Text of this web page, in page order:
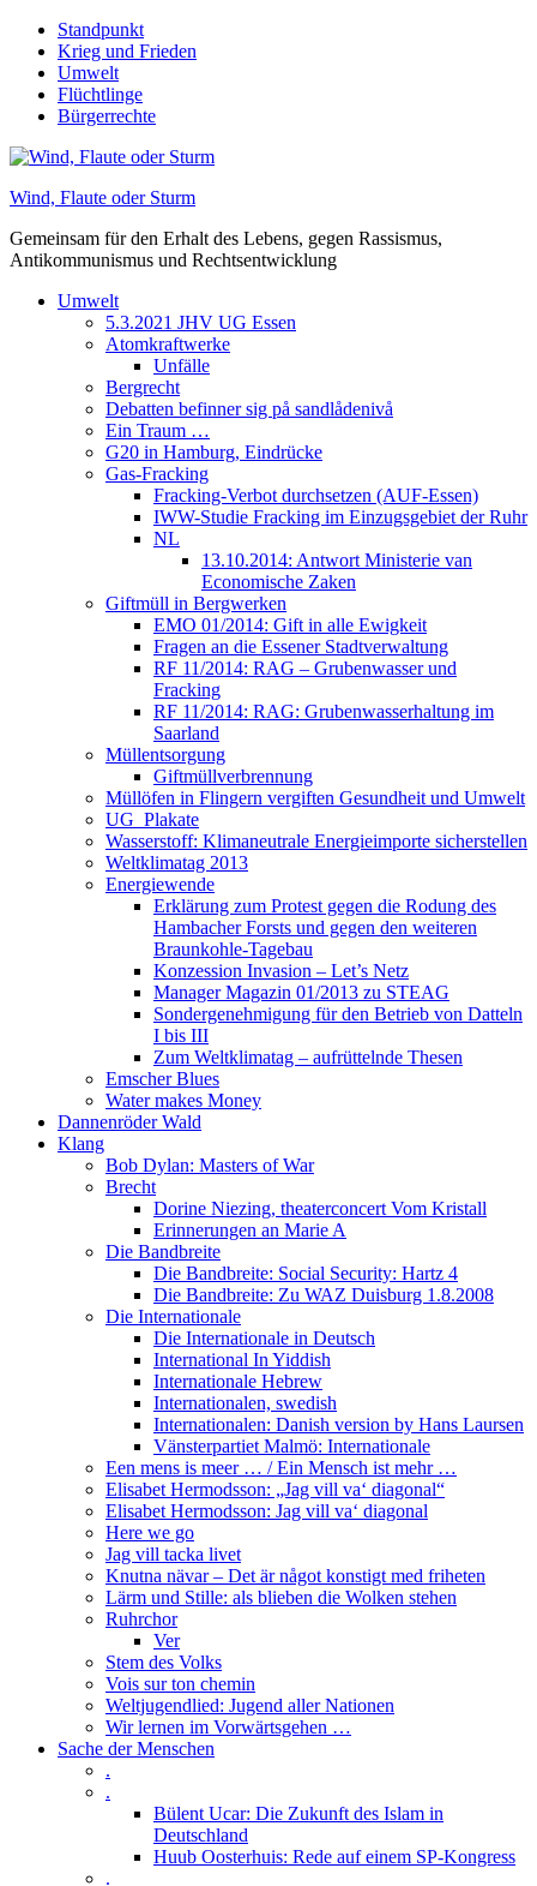
Skip
content
Standpunkt
Krieg und Frieden
Umwelt
Flüchtlinge
Bürgerrechte
Wind, Flaute oder Sturm
Gemeinsam für den Erhalt des Lebens, gegen Rassismus,
Antikommunismus und Rechtsentwicklung
Umwelt
5.3.2021 JHV UG Essen
Atomkraftwerke
Unfälle
Bergrecht
Debatten befinner sig på sandlådenivå
Ein Traum …
G20 in Hamburg, Eindrücke
Gas-Fracking
Fracking-Verbot durchsetzen (AUF-Essen)
IWW-Studie Fracking im Einzugsgebiet der Ruhr
NL
13.10.2014: Antwort Ministerie van
Economische Zaken
Giftmüll in Bergwerken
EMO 01/2014: Gift in alle Ewigkeit
Fragen an die Essener Stadtverwaltung
RF 11/2014: RAG – Grubenwasser und
Fracking
RF 11/2014: RAG: Grubenwasserhaltung im
Saarland
Müllentsorgung
Giftmüllverbrennung
Müllöfen in Flingern vergiften Gesundheit und Umwelt
UG_Plakate
Wasserstoff: Klimaneutrale Energieimporte sicherstellen
Weltklimatag 2013
Energiewende
Erklärung zum Protest gegen die Rodung des
Hambacher Forsts und gegen den weiteren
Braunkohle-Tagebau
Konzession Invasion – Let’s Netz
Manager Magazin 01/2013 zu STEAG
Sondergenehmigung für den Betrieb von Datteln
I bis III
Zum Weltklimatag – aufrüttelnde Thesen
Emscher Blues
Water makes Money
Dannenröder Wald
Klang
Bob Dylan: Masters of War
Brecht
Dorine Niezing, theaterconcert Vom Kristall
Erinnerungen an Marie A
Die Bandbreite
Die Bandbreite: Social Security: Hartz 4
Die Bandbreite: Zu WAZ Duisburg 1.8.2008
Die Internationale
Die Internationale in Deutsch
International In Yiddish
Internationale Hebrew
Internationalen, swedish
Internationalen: Danish version by Hans Laursen
Vänsterpartiet Malmö: Internationale
Een mens is meer … / Ein Mensch ist mehr …
Elisabet Hermodsson: „Jag vill va‘ diagonal“
Elisabet Hermodsson: Jag vill va‘ diagonal
Here we go
Jag vill tacka livet
Knutna nävar – Det är något konstigt med friheten
Lärm und Stille: als blieben die Wolken stehen
Ruhrchor
Ver
Stem des Volks
Vois sur ton chemin
Weltjugendlied: Jugend aller Nationen
Wir lernen im Vorwärtsgehen …
Sache der Menschen
.
.
Bülent Ucar: Die Zukunft des Islam in
Deutschland
Huub Oosterhuis: Rede auf einem SP-Kongress
.